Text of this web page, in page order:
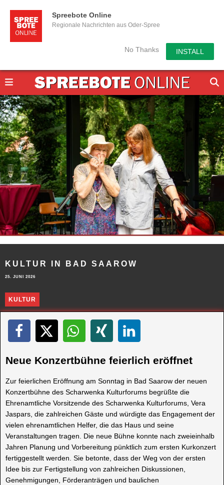
Spreebote Online
Regionale Nachrichten aus Oder-Spree
No Thanks INSTALL
KULTUR IN BAD SAAROW
25. JUNI 2026
KULTUR
Neue Konzertbühne feierlich eröffnet
Zur feierlichen Eröffnung am Sonntag in Bad Saarow der neuen
Konzertbühne des Scharwenka Kulturforums begrüßte die
Ehrenamtliche Vorsitzende des Scharwenka Kulturforums, Vera
Jaspars, die zahlreichen Gäste und würdigte das Engagement der
vielen ehrenamtlichen Helfer, die das Haus und seine
Veranstaltungen tragen. Die neue Bühne konnte nach zweieinhalb
Jahren Planung und Vorbereitung pünktlich zum ersten Kurkonzert
fertiggestellt werden. Sie betonte, dass der Weg von der ersten
Idee bis zur Fertigstellung von zahlreichen Diskussionen,
Genehmigungen, Förderanträgen und baulichen